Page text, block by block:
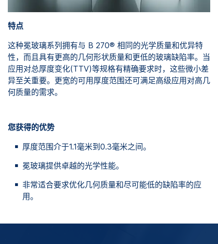
特点
这种冕玻璃系列拥有与 B 270® 相同的光学质量和优异特
性，而且具有更高的几何形状质量和更低的玻璃缺陷率。当
应用对总厚度变化(TTV)等规格有精确要求时，这些微小差
异至关重要。更宽的可用厚度范围还可满足高级应用对高几
何质量的需求。
您获得的优势
厚度范围介于1.1毫米到0.3毫米之间。
冕玻璃提供卓越的光学性能。
非常适合要求优化几何质量和尽可能低的缺陷率的应
用。